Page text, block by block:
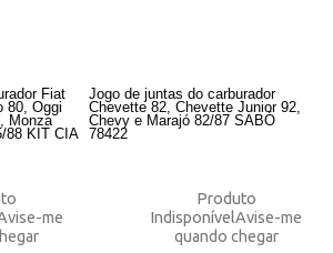
Fiat
80, Oggi
Monza
88 KIT CIA
me
Jogo de juntas do carburador
Chevette 82, Chevette Junior 92,
Chevy e Marajó 82/87 SABÓ
78422
Produto
IndisponívelAvise-me
quando chegar